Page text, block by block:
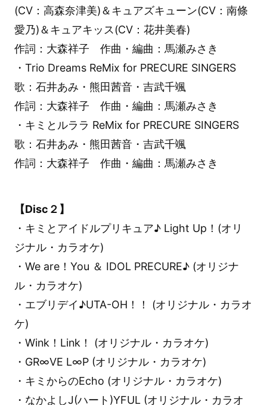
(CV：高森奈津美)＆キュアズキューン(CV：南條
愛乃)＆キュアキッス(CV：花井美春)
作詞：大森祥子 作曲・編曲：馬瀬みさき
・Trio Dreams ReMix for PRECURE SINGERS
歌：石井あみ・熊田茜音・吉武千颯
作詞：大森祥子 作曲・編曲：馬瀬みさき
・キミとルララ ReMix for PRECURE SINGERS
歌：石井あみ・熊田茜音・吉武千颯
作詞：大森祥子 作曲・編曲：馬瀬みさき
【Disc２】
・キミとアイドルプリキュア♪ Light Up！(オリ
ジナル・カラオケ)
・We are！You ＆ IDOL PRECURE♪ (オリジナ
ル・カラオケ)
・エブリデイ♪UTA-OH！！ (オリジナル・カラオ
ケ)
・Wink！Link！ (オリジナル・カラオケ)
・GR∞VE L∞P (オリジナル・カラオケ)
・キミからのEcho (オリジナル・カラオケ)
・なかよしJ(ハート)YFUL (オリジナル・カラオ